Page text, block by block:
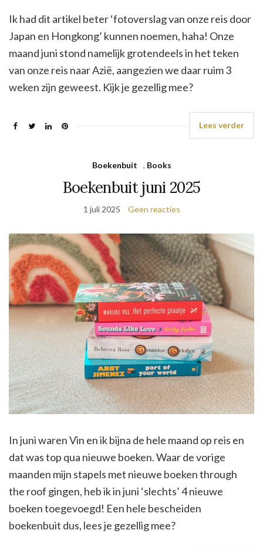
Ik had dit artikel beter ‘fotoverslag van onze reis door
Japan en Hongkong’ kunnen noemen, haha! Onze
maand juni stond namelijk grotendeels in het teken
van onze reis naar Azië, aangezien we daar ruim 3
weken zijn geweest. Kijk je gezellig mee?
Lees verder
Boekenbuit , Books
Boekenbuit juni 2025
1 juli 2025 Geen reacties
In juni waren Vin en ik bijna de hele maand op reis en
dat was top qua nieuwe boeken. Waar de vorige
maanden mijn stapels met nieuwe boeken through
the roof gingen, heb ik in juni ‘slechts’ 4 nieuwe
boeken toegevoegd! Een hele bescheiden
boekenbuit dus, lees je gezellig mee?